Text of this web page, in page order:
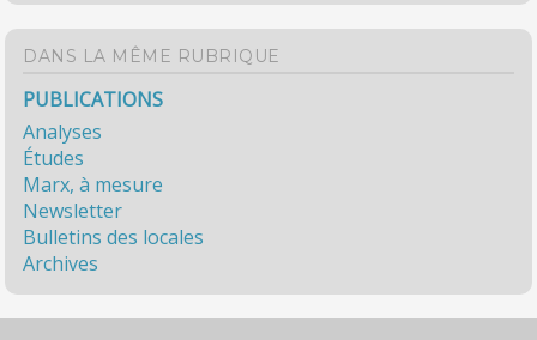
DANS LA MÊME RUBRIQUE
PUBLICATIONS
Analyses
Études
Marx, à mesure
Newsletter
Bulletins des locales
Archives